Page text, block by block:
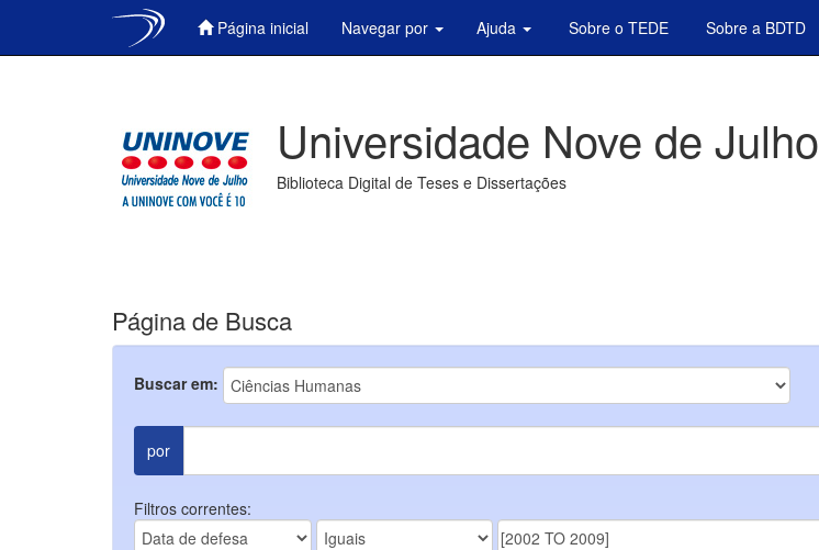
Página inicial Navegar por Ajuda Sobre o TEDE Sobre a BDTD
Universidade Nove de Julho
Biblioteca Digital de Teses e Dissertações
Página de Busca
Buscar em:
por
Filtros correntes: